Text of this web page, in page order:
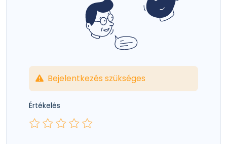
Bejelentkezés szükséges
Értékelés